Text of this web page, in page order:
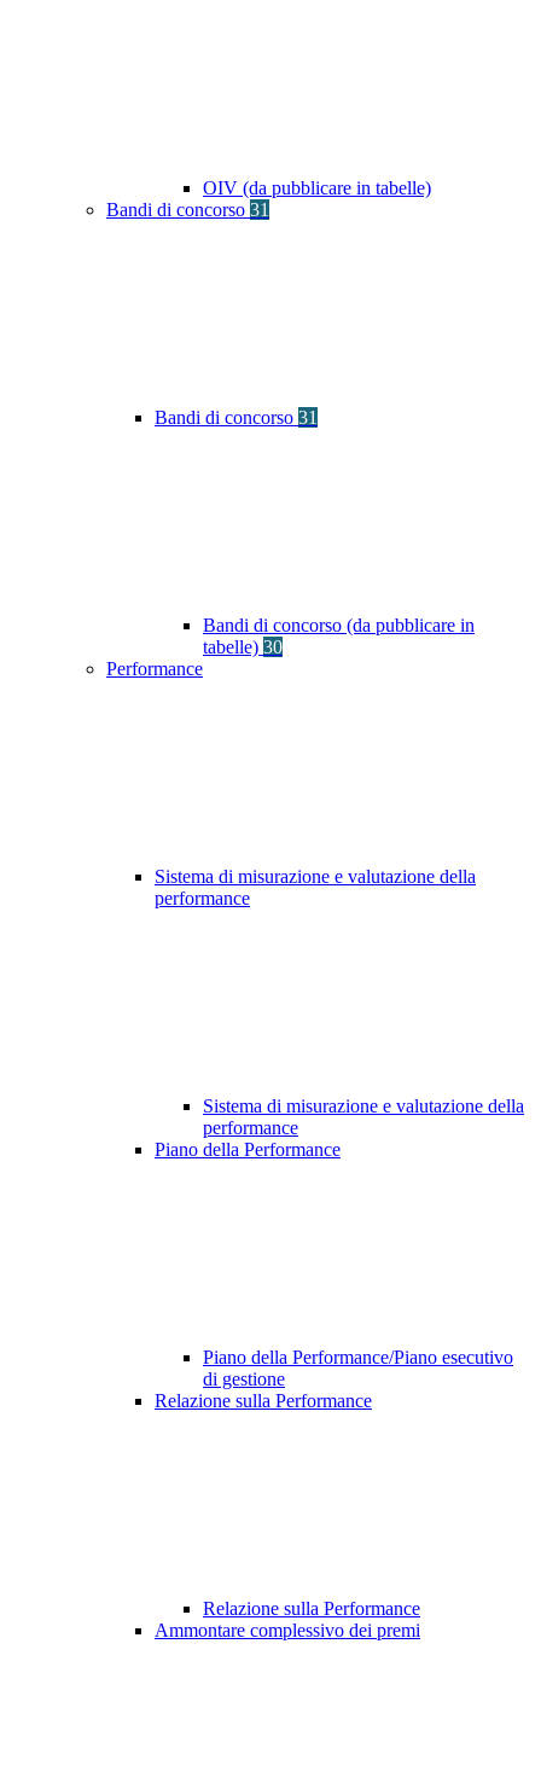
OIV (da pubblicare in tabelle)
Bandi di concorso 31
Bandi di concorso 31
Bandi di concorso (da pubblicare in
tabelle) 30
Performance
Sistema di misurazione e valutazione della
performance
Sistema di misurazione e valutazione della
performance
Piano della Performance
Piano della Performance/Piano esecutivo
di gestione
Relazione sulla Performance
Relazione sulla Performance
Ammontare complessivo dei premi